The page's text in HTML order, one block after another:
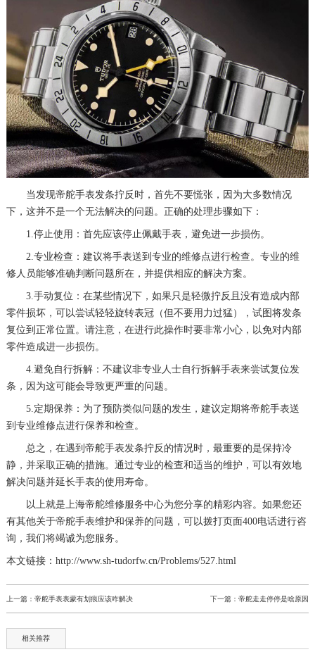
当发现帝舵手表发条拧反时，首先不要慌张，因为大多数情况
下，这并不是一个无法解决的问题。正确的处理步骤如下：
1.停止使用：首先应该停止佩戴手表，避免进一步损伤。
2.专业检查：建议将手表送到专业的维修点进行检查。专业的维
修人员能够准确判断问题所在，并提供相应的解决方案。
3.手动复位：在某些情况下，如果只是轻微拧反且没有造成内部
零件损坏，可以尝试轻轻旋转表冠（但不要用力过猛），试图将发条
复位到正常位置。请注意，在进行此操作时要非常小心，以免对内部
零件造成进一步损伤。
4.避免自行拆解：不建议非专业人士自行拆解手表来尝试复位发
条，因为这可能会导致更严重的问题。
5.定期保养：为了预防类似问题的发生，建议定期将帝舵手表送
到专业维修点进行保养和检查。
总之，在遇到帝舵手表发条拧反的情况时，最重要的是保持冷
静，并采取正确的措施。通过专业的检查和适当的维护，可以有效地
解决问题并延长手表的使用寿命。
以上就是 上海帝舵维修服务中心为您分享的精彩内容。如果您还
有其他关于帝舵手表维护和保养的问题，可以拨打页面400电话进行咨
询，我们将竭诚为您服务。
本文链接：http://www.sh-tudorfw.cn/Problems/527.html
上一篇： 帝舵手表表蒙有划痕应该咋解决 下一篇：帝舵走走停停是啥原因
相关推荐